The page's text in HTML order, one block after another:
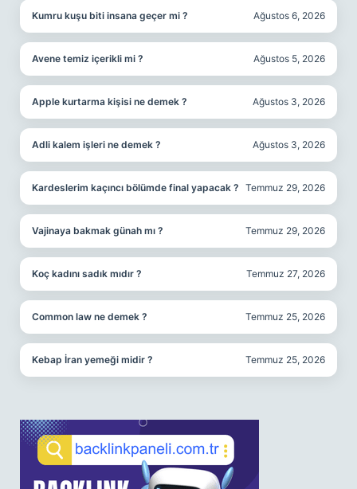
Kumru kuşu biti insana geçer mi ? Ağustos 6, 2026
Avene temiz içerikli mi ? Ağustos 5, 2026
Apple kurtarma kişisi ne demek ? Ağustos 3, 2026
Adli kalem işleri ne demek ? Ağustos 3, 2026
Kardeslerim kaçıncı bölümde final yapacak ? Temmuz 29, 2026
Vajinaya bakmak günah mı ? Temmuz 29, 2026
Koç kadını sadık mıdır ? Temmuz 27, 2026
Common law ne demek ? Temmuz 25, 2026
Kebap İran yemeği midir ? Temmuz 25, 2026